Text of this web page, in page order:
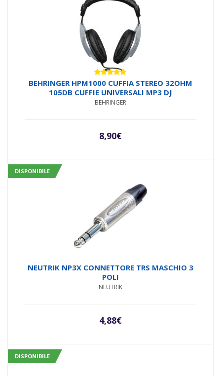
Valutato
5.00su 5
BEHRINGER HPM1000 CUFFIA STEREO 32OHM
105DB CUFFIE UNIVERSALI MP3 DJ
BEHRINGER
8,90€
DISPONIBILE
NEUTRIK NP3X CONNETTORE TRS MASCHIO 3
POLI
NEUTRIK
4,88€
DISPONIBILE